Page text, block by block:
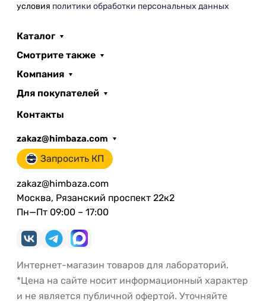
условия политики обработки персональных данных
Каталог
Смотрите также
Компания
Для покупателей
Контакты
zakaz@himbaza.com
Запросить КП
zakaz@himbaza.com
Москва, Рязанский проспект 22к2
Пн—Пт 09:00 – 17:00
Интернет-магазин товаров для лабораторий.
*Цена на сайте носит информационный характер
и не является публичной офертой. Уточняйте